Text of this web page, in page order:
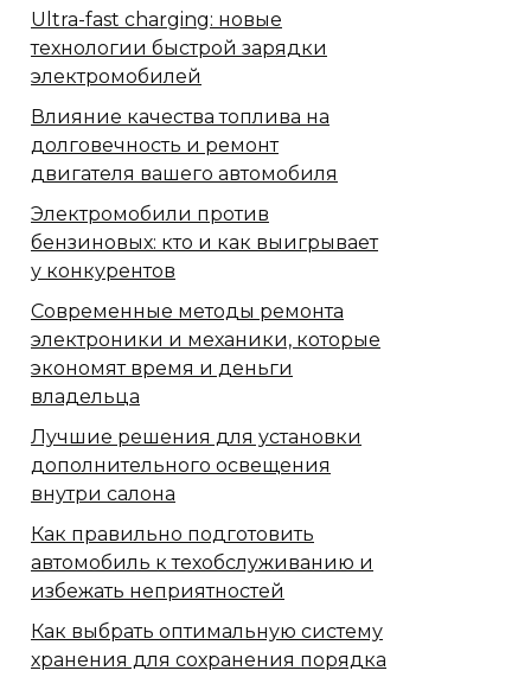
Ultra-fast charging: новые
технологии быстрой зарядки
электромобилей
Влияние качества топлива на
долговечность и ремонт
двигателя вашего автомобиля
Электромобили против
бензиновых: кто и как выигрывает
у конкурентов
Современные методы ремонта
электроники и механики, которые
экономят время и деньги
владельца
Лучшие решения для установки
дополнительного освещения
внутри салона
Как правильно подготовить
автомобиль к техобслуживанию и
избежать неприятностей
Как выбрать оптимальную систему
хранения для сохранения порядка